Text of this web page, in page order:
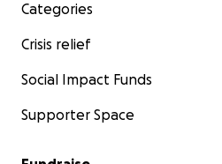
Categories
Crisis relief
Social Impact Funds
Supporter Space